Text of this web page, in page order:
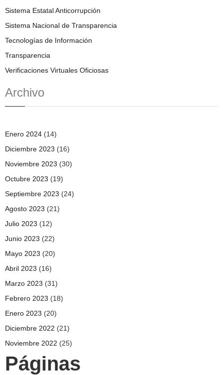
Sistema Estatal Anticorrupción
Sistema Nacional de Transparencia
Tecnologías de Información
Transparencia
Verificaciones Virtuales Oficiosas
Archivo
Enero 2024 (14)
Diciembre 2023 (16)
Noviembre 2023 (30)
Octubre 2023 (19)
Septiembre 2023 (24)
Agosto 2023 (21)
Julio 2023 (12)
Junio 2023 (22)
Mayo 2023 (20)
Abril 2023 (16)
Marzo 2023 (31)
Febrero 2023 (18)
Enero 2023 (20)
Diciembre 2022 (21)
Noviembre 2022 (25)
Páginas